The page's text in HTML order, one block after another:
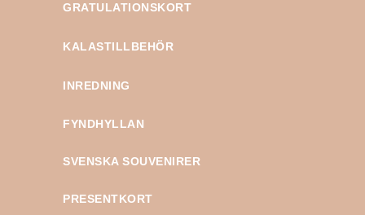
GRATULATIONSKORT
KALASTILLBEHÖR
INREDNING
FYNDHYLLAN
SVENSKA SOUVENIRER
PRESENTKORT